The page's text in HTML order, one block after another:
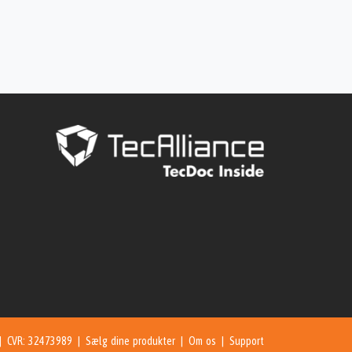
CVR: 32473989 | Sælg dine produkter Om os Support